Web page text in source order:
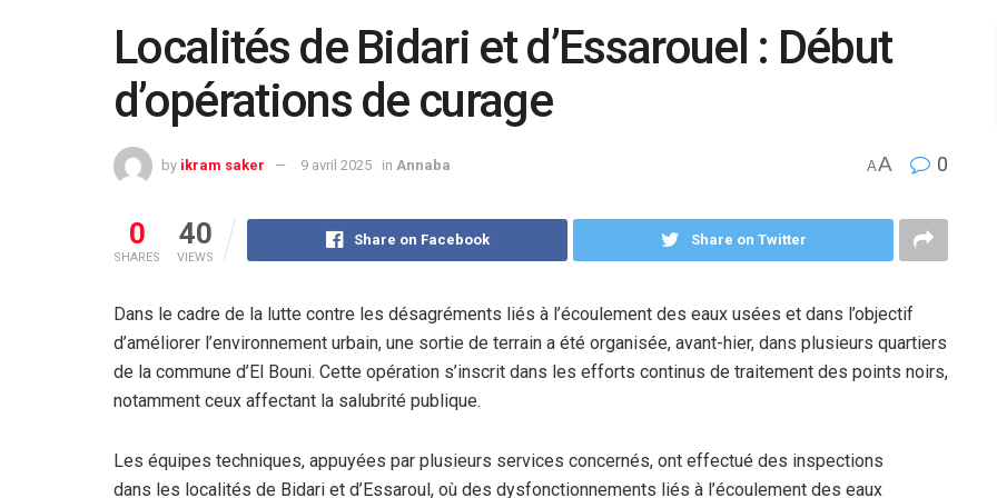
Localités de Bidari et d’Essarouel : Début
d’opérations de curage
by ikram saker 9 avril 2025 in Annaba AA 0
0
SHARES
40
VIEWS
Share on Facebook Share on Twitter
Dans le cadre de la lutte contre les désagréments liés à l’écoulement des eaux usées et dans l’objectif
d’améliorer l’environnement urbain, une sortie de terrain a été organisée, avant-hier, dans plusieurs quartiers
de la commune d’El Bouni. Cette opération s’inscrit dans les efforts continus de traitement des points noirs,
notamment ceux affectant la salubrité publique.
Les équipes techniques, appuyées par plusieurs services concernés, ont effectué des inspections
dans les localités de Bidari et d’Essaroul, où des dysfonctionnements liés à l’écoulement des eaux